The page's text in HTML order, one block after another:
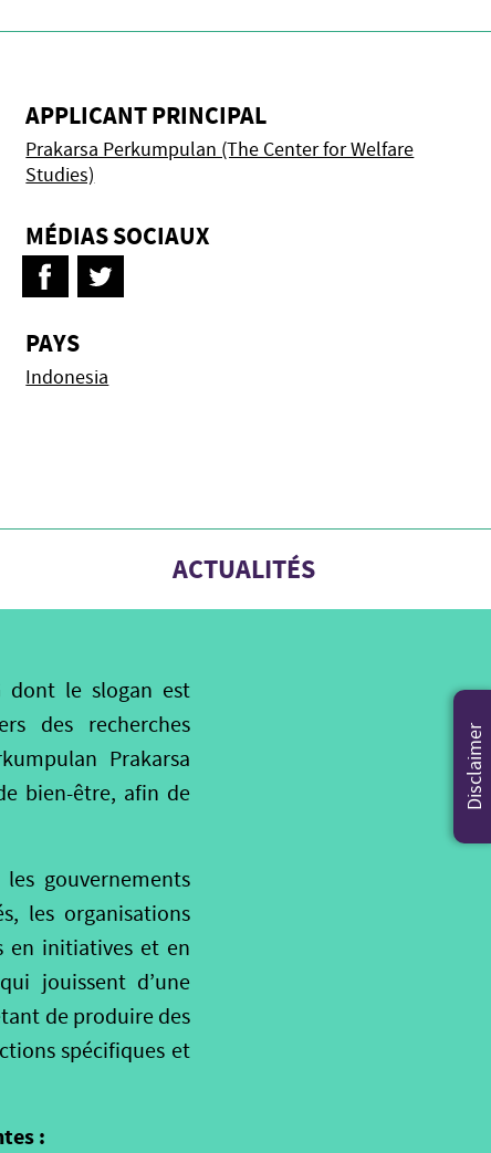
APPLICANT PRINCIPAL
Prakarsa Perkumpulan (The Center for Welfare
Studies)
MÉDIAS SOCIAUX
PAYS
Indonesia
dont le slogan est
des recherches
Prakarsa
bien-être, afin de
gouvernements
les organisations
en initiatives et en
jouissent d’une
de produire des
spécifiques et
:
ACTUALITÉS
Disclaimer